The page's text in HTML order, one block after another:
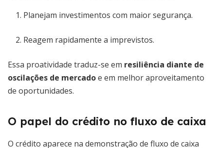
Planejam investimentos com maior segurança.
Reagem rapidamente a imprevistos.
Essa proatividade traduz-se em resiliência diante de
oscilações de mercadoe em melhor aproveitamento
de oportunidades.
O papel do crédito no fluxo de caixa
O crédito aparece na demonstração de fluxo de caixa